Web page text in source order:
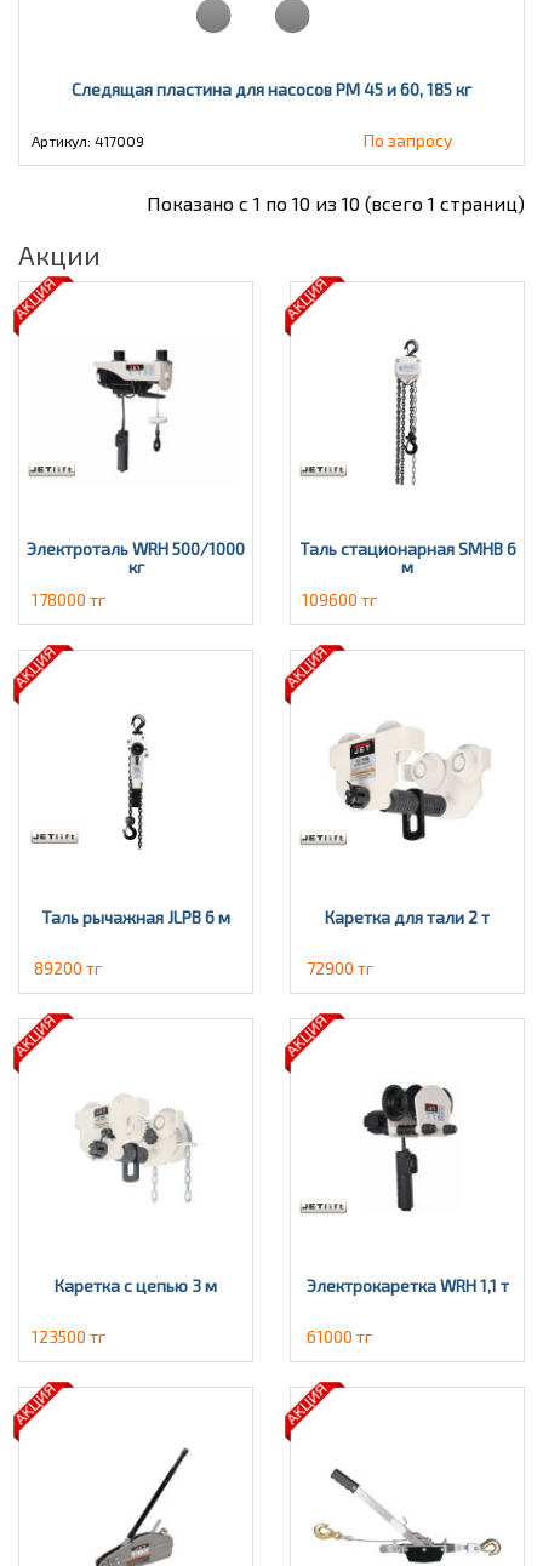
Следящая пластина для насосов PM 45 и 60, 185 кг
Артикул: 417009 По запросу
Показано с 1 по 10 из 10 (всего 1 страниц)
Акции
Электроталь WRH 500/1000
кг
178000 тг
Таль стационарная SMHВ 6
м
109600 тг
Таль рычажная JLPВ 6 м
89200 тг
Каретка для тали 2 т
72900 тг
Каретка с цепью 3 м
123500 тг
Электрокаретка WRH 1,1 т
61000 тг